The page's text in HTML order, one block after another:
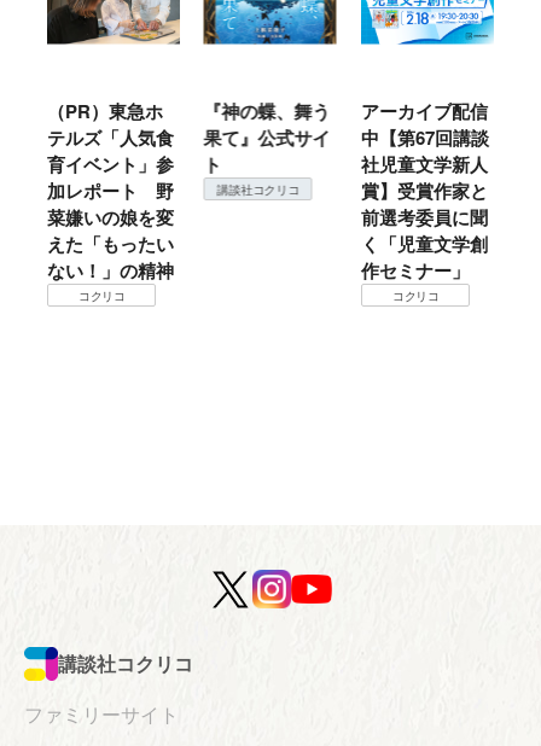
（PR）東急ホ
テルズ「人気食
育イベント」参
加レポート 野
菜嫌いの娘を変
えた「もったい
ない！」の精神
コクリコ
『神の蝶、舞う
果て』公式サイ
ト
講談社コクリコ
アーカイブ配信
中【第67回講談
社児童文学新人
賞】受賞作家と
前選考委員に聞
く「児童文学創
作セミナー」
コクリコ
講談社コクリコ
ファミリーサイト